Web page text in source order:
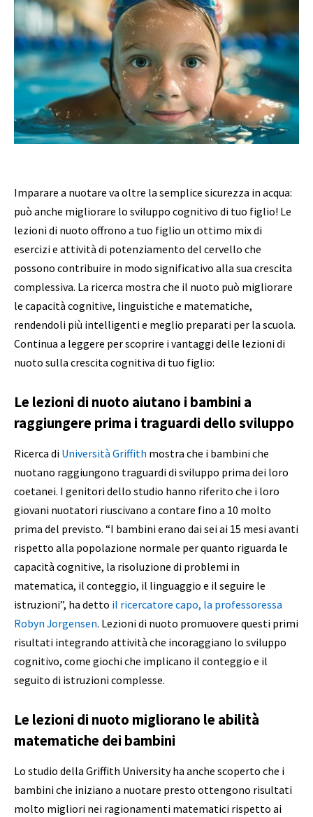
Imparare a nuotare va oltre la semplice sicurezza in acqua:
può anche migliorare lo sviluppo cognitivo di tuo figlio! Le
lezioni di nuoto offrono a tuo figlio un ottimo mix di
esercizi e attività di potenziamento del cervello che
possono contribuire in modo significativo alla sua crescita
complessiva. La ricerca mostra che il nuoto può migliorare
le capacità cognitive, linguistiche e matematiche,
rendendoli più intelligenti e meglio preparati per la scuola.
Continua a leggere per scoprire i vantaggidelle lezioni di
nuoto sulla crescita cognitiva di tuo figlio:
Le lezioni di nuoto aiutano i bambini a
raggiungere prima i traguardi dello sviluppo
Ricerca di Università Griffith mostra che i bambini che
nuotano raggiungono traguardi di sviluppo prima dei loro
coetanei. I genitori dello studio hanno riferito che i loro
giovani nuotatori riuscivano a contare fino a 10 molto
prima del previsto. “I bambini erano dai sei ai 15 mesi avanti
rispetto alla popolazione normale per quanto riguarda le
capacità cognitive, la risoluzione di problemi in
matematica, il conteggio, il linguaggio e il seguire le
istruzioni”, ha detto il ricercatore capo, la professoressa
Robyn Jorgensen. Lezioni di nuoto promuovere questi primi
risultati integrando attività che incoraggiano lo sviluppo
cognitivo, come giochi che implicano il conteggio e il
seguito di istruzioni complesse.
Le lezioni di nuoto migliorano le abilità
matematiche dei bambini
Lo studio della Griffith University ha anche scoperto che i
bambini che iniziano a nuotare presto ottengono risultati
molto migliori nei ragionamenti matematici rispetto ai